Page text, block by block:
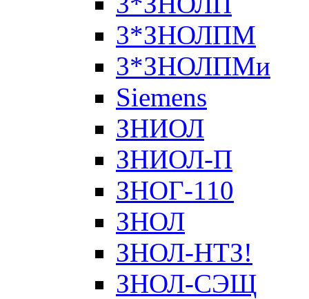
3*ЗНОЛПМ
3*ЗНОЛПМи
Siemens
ЗНИОЛ
ЗНИОЛ-П
ЗНОГ-110
ЗНОЛ
ЗНОЛ-НТЗ!
ЗНОЛ-СЭЩ